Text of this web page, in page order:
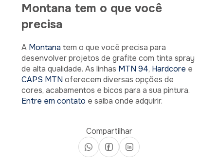
Montana tem o que você
precisa
A Montana tem o que você precisa para
desenvolver projetos de grafite com tinta spray
de alta qualidade. As linhas MTN 94, Hardcore e
CAPS MTN oferecem diversas opções de
cores, acabamentos e bicos para a sua pintura.
Entre em contato e saiba onde adquirir.
Compartilhar